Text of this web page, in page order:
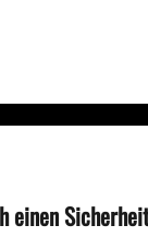
einen